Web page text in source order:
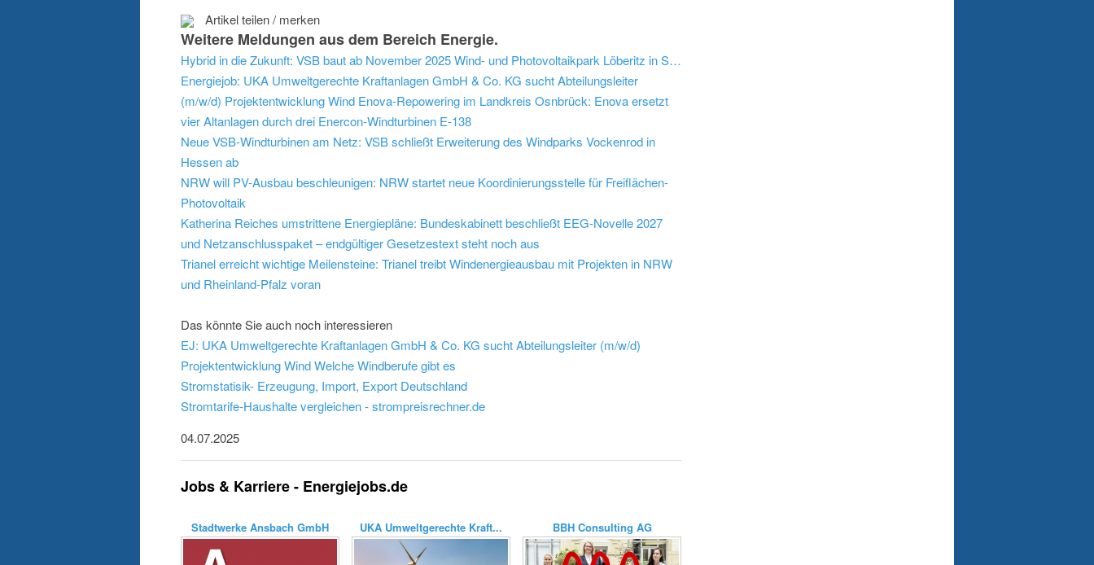
Artikel teilen / merken
Weitere Meldungen aus dem Bereich Energie.
Hybrid in die Zukunft: VSB baut ab November 2025 Wind- und Photovoltaikpark Löberitz in Sachsen-Anhalt
Energiejob: UKA Umweltgerechte Kraftanlagen GmbH & Co. KG sucht Abteilungsleiter
(m/w/d) Projektentwicklung Wind Enova-Repowering im Landkreis Osnbrück: Enova ersetzt
vier Altanlagen durch drei Enercon-Windturbinen E-138
Neue VSB-Windturbinen am Netz: VSB schließt Erweiterung des Windparks Vockenrod in
Hessen ab
NRW will PV-Ausbau beschleunigen: NRW startet neue Koordinierungsstelle für Freiflächen-
Photovoltaik
Katherina Reiches umstrittene Energiepläne: Bundeskabinett beschließt EEG-Novelle 2027
und Netzanschlusspaket – endgültiger Gesetzestext steht noch aus
Trianel erreicht wichtige Meilensteine: Trianel treibt Windenergieausbau mit Projekten in NRW
und Rheinland-Pfalz voran
Das könnte Sie auch noch interessieren
EJ: UKA Umweltgerechte Kraftanlagen GmbH & Co. KG sucht Abteilungsleiter (m/w/d)
Projektentwicklung WindWelche Windberufe gibt es
Stromstatisik- Erzeugung, Import, Export Deutschland
Stromtarife-Haushalte vergleichen - strompreisrechner.de
04.07.2025
Jobs & Karriere - Energiejobs.de
Stadtwerke Ansbach GmbH UKA Umweltgerechte Kraft... BBH Consulting AG